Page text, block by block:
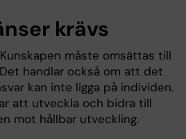
krävs
måste omsättas till
handlar också om att det
kan inte ligga på individen.
att utveckla och bidra till
mot hållbar utveckling.